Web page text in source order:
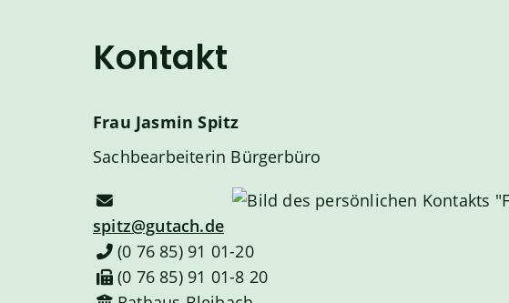
Kontakt
Frau Jasmin Spitz
Sachbearbeiterin Bürgerbüro
spitz@gutach.de
(0 76 85) 91 01-20
(0 76 85) 91 01-8 20